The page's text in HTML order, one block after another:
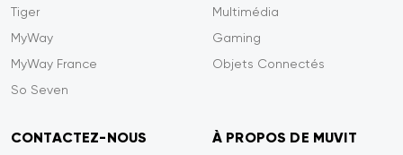
Tiger
MyWay
MyWay France
So Seven
Multimédia
Gaming
Objets Connectés
CONTACTEZ-NOUS À PROPOS DE MUVIT